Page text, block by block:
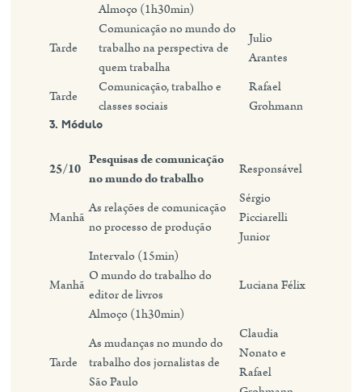
Almoço (1h30min)
Tarde
Comunicação no mundo do
trabalho na perspectiva de
quem trabalha
Julio
Arantes
Tarde
Comunicação, trabalho e
classes sociais
Rafael
Grohmann
3. Módulo
25/10
Pesquisas de comunicação
no mundo do trabalho
Responsável
Manhã
As relações de comunicação
no processo de produção
Sérgio
Picciarelli
Junior
Intervalo (15min)
Manhã
O mundo do trabalho do
editor de livros
Luciana Félix
Almoço (1h30min)
Tarde
As mudanças no mundo do
trabalho dos jornalistas de
São Paulo
Claudia
Nonato e
Rafael